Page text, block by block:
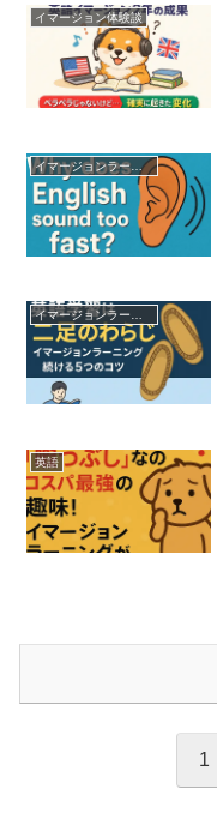
イマージョン体験談
イマージョンラーニング学習法
英語
1